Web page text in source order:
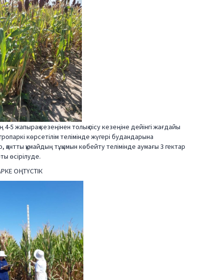
5 жапырақ кезеңінен толық пісу кезеңіне дейінгі жағдайы
көрсетілім телімінде жүгері будандарына
құмайдың тұқымын көбейту телімінде аумағы 3 гектар
өсірілуде.
ОҢТҮСТІК